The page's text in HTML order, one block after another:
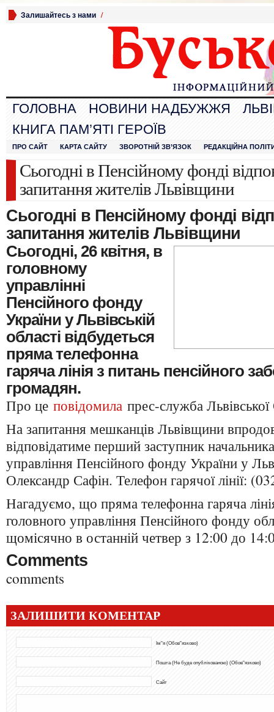
Залишайтесь з нами /
ГОЛОВНА НОВИНИ НАДБУЖЖЯ
КНИГА ПАМ’ЯТІ ГЕРОЇВ
ПРО САЙТ КАРТА САЙТУ ЗВОРОТНІЙ ЗВ’ЯЗОК РЕДАКЦІЙНА
Сьогодні в Пенсійному фонді
запитання жителів Львівщини
Сьогодні в Пенсійному фонді
запитання жителів Львівщини
Сьогодні, 26 квітня, в
головному
управлінні
Пенсійного фонду
України у Львівській
області відбудеться
пряма телефонна
гаряча лінія з питань пенсійного
громадян.
Про це повідомила прес-служба
На запитання мешканців Львівщини
відповідатиме перший заступник
управління Пенсійного фонду України у
Олександр Сафін. Телефон гарячої лінії:
Нагадуємо, що пряма телефонна гаряча
головного управління Пенсійного фонду
щомісячно в останній четвер з 12:00 до
Comments
comments
ЗАЛИШИТИ КОМЕНТАР
Ім"я (Обов"язково)
Пошта (Не буде опублікованою) (Обов"язково)
Сайт